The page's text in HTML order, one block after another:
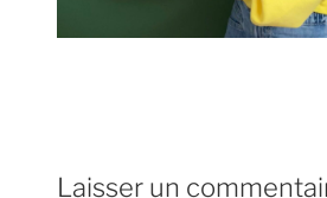
Laisser un